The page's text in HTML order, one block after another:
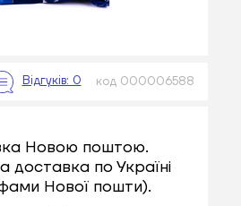
код 000006588
Новою поштою.
доставка по Україні
Нової пошти).